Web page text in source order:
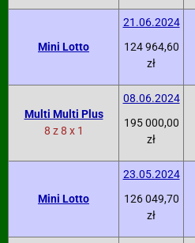
Mini Lotto
21.06.2024
124 964,60
zł
Multi Multi Plus
8 z 8 x 1
08.06.2024
195 000,00
zł
Mini Lotto
23.05.2024
126 049,70
zł